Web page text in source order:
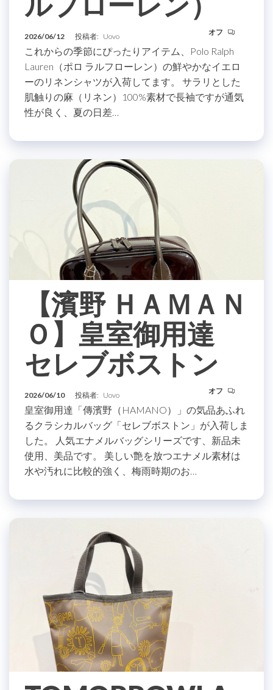
2026/06/12 投稿者: Uovo オフ
これからの季節にぴったりアイテム、Polo Ralph
Lauren（ポロ ラルフローレン）の鮮やかなイエロ
ーのリネンシャツが入荷してます。 サラリとした
肌触りの麻（リネン）100%素材で長袖ですが通気
性が良く、夏の日差…
【濱野 ＨＡＭＡＮ
Ｏ】皇室御用達
セレブボストン
2026/06/10 投稿者: Uovo オフ
皇室御用達「傳濱野（HAMANO）」の気品あふれ
るクラシカルバッグ「セレブボストン」が入荷しま
した。 人気エナメルバッグシリーズです、新品未
使用、美品です。 美しい艶を放つエナメル素材は
水や汚れに比較的強く、梅雨時期のお…